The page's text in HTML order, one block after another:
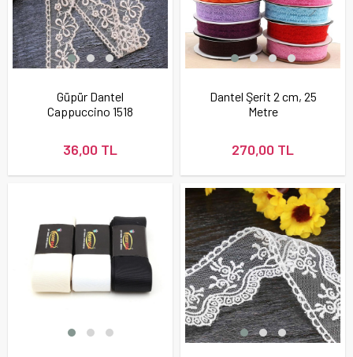
Güpür Dantel
Cappuccino 1518
36,00 TL
Dantel Şerit 2 cm, 25
Metre
270,00 TL